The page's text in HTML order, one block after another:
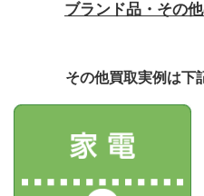
ブランド品・その
その他買取実例は下